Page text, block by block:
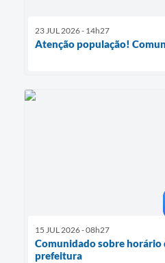
23 JUL 2026 - 14h27
Atenção população!
15 JUL 2026 - 08h27
Comunidado sobre
prefeitura